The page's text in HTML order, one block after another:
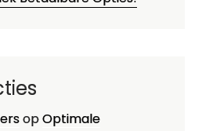
opOptimale